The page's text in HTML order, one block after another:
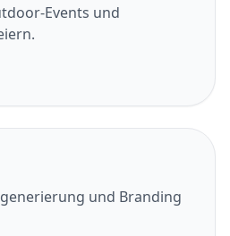
Events und
und Branding